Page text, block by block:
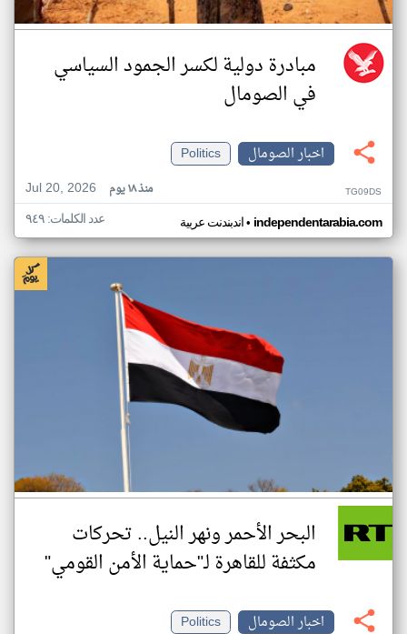
مبادرة دولية لكسر الجمود السياسي
في الصومال
اخبار الصومال
Politics
Jul 20, 2026
منذ ١٨ يوم TG09DS
اندبندنت عربية• independentarabia.com عدد الكلمات: ٩٤٩
البحر الأحمر ونهر النيل.. تحركات
مكثفة للقاهرة لـ"حماية الأمن القومي"
اخبار الصومال
Politics